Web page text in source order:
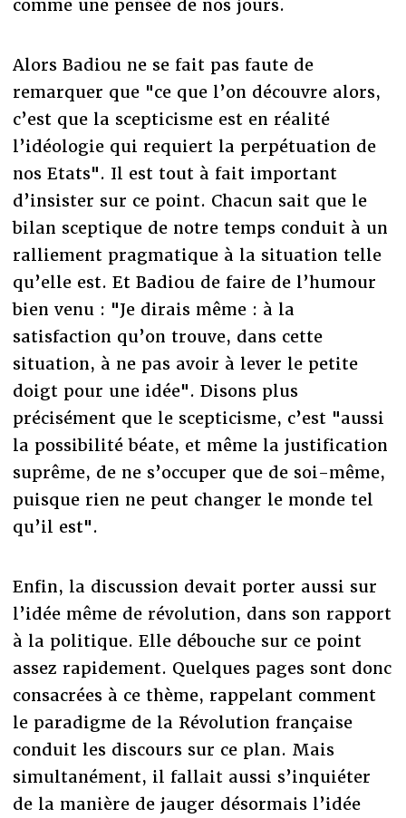
comme une pensée de nos jours.
Alors Badiou ne se fait pas faute de
remarquer que "ce que l’on découvre alors,
c’est que la scepticisme est en réalité
l’idéologie qui requiert la perpétuation de
nos Etats". Il est tout à fait important
d’insister sur ce point. Chacun sait que le
bilan sceptique de notre temps conduit à un
ralliement pragmatique à la situation telle
qu’elle est. Et Badiou de faire de l’humour
bien venu : "Je dirais même : à la
satisfaction qu’on trouve, dans cette
situation, à ne pas avoir à lever le petite
doigt pour une idée". Disons plus
précisément que le scepticisme, c’est "aussi
la possibilité béate, et même la justification
suprême, de ne s’occuper que de soi-même,
puisque rien ne peut changer le monde tel
qu’il est".
Enfin, la discussion devait porter aussi sur
l’idée même de révolution, dans son rapport
à la politique. Elle débouche sur ce point
assez rapidement. Quelques pages sont donc
consacrées à ce thème, rappelant comment
le paradigme de la Révolution française
conduit les discours sur ce plan. Mais
simultanément, il fallait aussi s’inquiéter
de la manière de jauger désormais l’idée